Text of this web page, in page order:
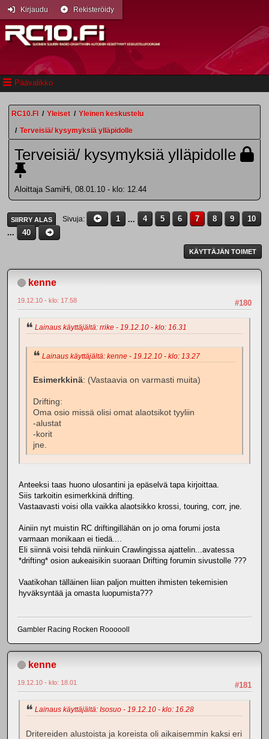
Päävalikko
Kirjaudu Rekisteröidy
RC10.FI / Yleiset / Yleinen keskustelu
/ Terveisiä/ kysymyksiä ylläpidolle
Terveisiä/ kysymyksiä ylläpidolle
Aloittaja SamiHi, 08.01.10 - klo: 12.44
SIIRRY ALAS Sivuja 1 ... 4 5 6 7 8 9
10
...
40
KÄYTTÄJÄN TOIMET
kenne
#180
19.12.10 - klo: 17.58
Lainaus käyttäjältä: rrike - 19.12.10 - klo: 16.31
Lainaus käyttäjältä: kenne - 19.12.10 - klo: 13.27
Esimerkkinä: (Vastaavia on varmasti muita)
Drifting:
Oma osio missä olisi omat alaotsikot tyyliin
-alustat
-korit
jne.
Anteeksi taas huono ulosantini ja epäselvä tapa kirjoittaa.
Siis tarkoitin esimerkkinä drifting.
Vastaavasti voisi olla vaikka alaotsikko krossi, touring, corr, jne.
Ainiin nyt muistin RC driftingillähän on jo oma forumi josta
varmaan monikaan ei tiedä....
Eli siinnä voisi tehdä niinkuin Crawlingissa ajattelin...avatessa
*drifting* osion aukeaisikin suoraan Drifting forumin sivustolle ???
Vaatikohan tälläinen liian paljon muitten ihmisten tekemisien
hyväksyntää ja omasta luopumista???
Gambler Racing Rocken Roooooll
kenne
#181
19.12.10 - klo: 18.01
Lainaus käyttäjältä: Isosuo - 19.12.10 - klo: 16.28
Dritereiden alustoista ja koreista oli aikaisemmin kaksi eri